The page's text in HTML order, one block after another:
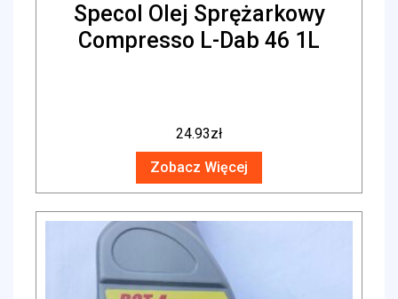
Specol Olej Sprężarkowy
Compresso L-Dab 46 1L
24.93zł
Zobacz Więcej